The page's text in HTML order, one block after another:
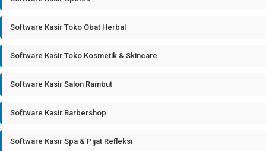
Software Kasir Toko Obat Herbal
Software Kasir Toko Kosmetik & Skincare
Software Kasir Salon Rambut
Software Kasir Barbershop
Software Kasir Spa & Pijat Refleksi